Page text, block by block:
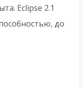
Eclipse 2.1
до